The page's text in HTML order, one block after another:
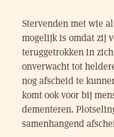
Stervenden met wie
mogelijk is omdat zij
teruggetrokken in
onverwacht tot
nog afscheid te
komt ook voor bij
dementeren.
samenhangend